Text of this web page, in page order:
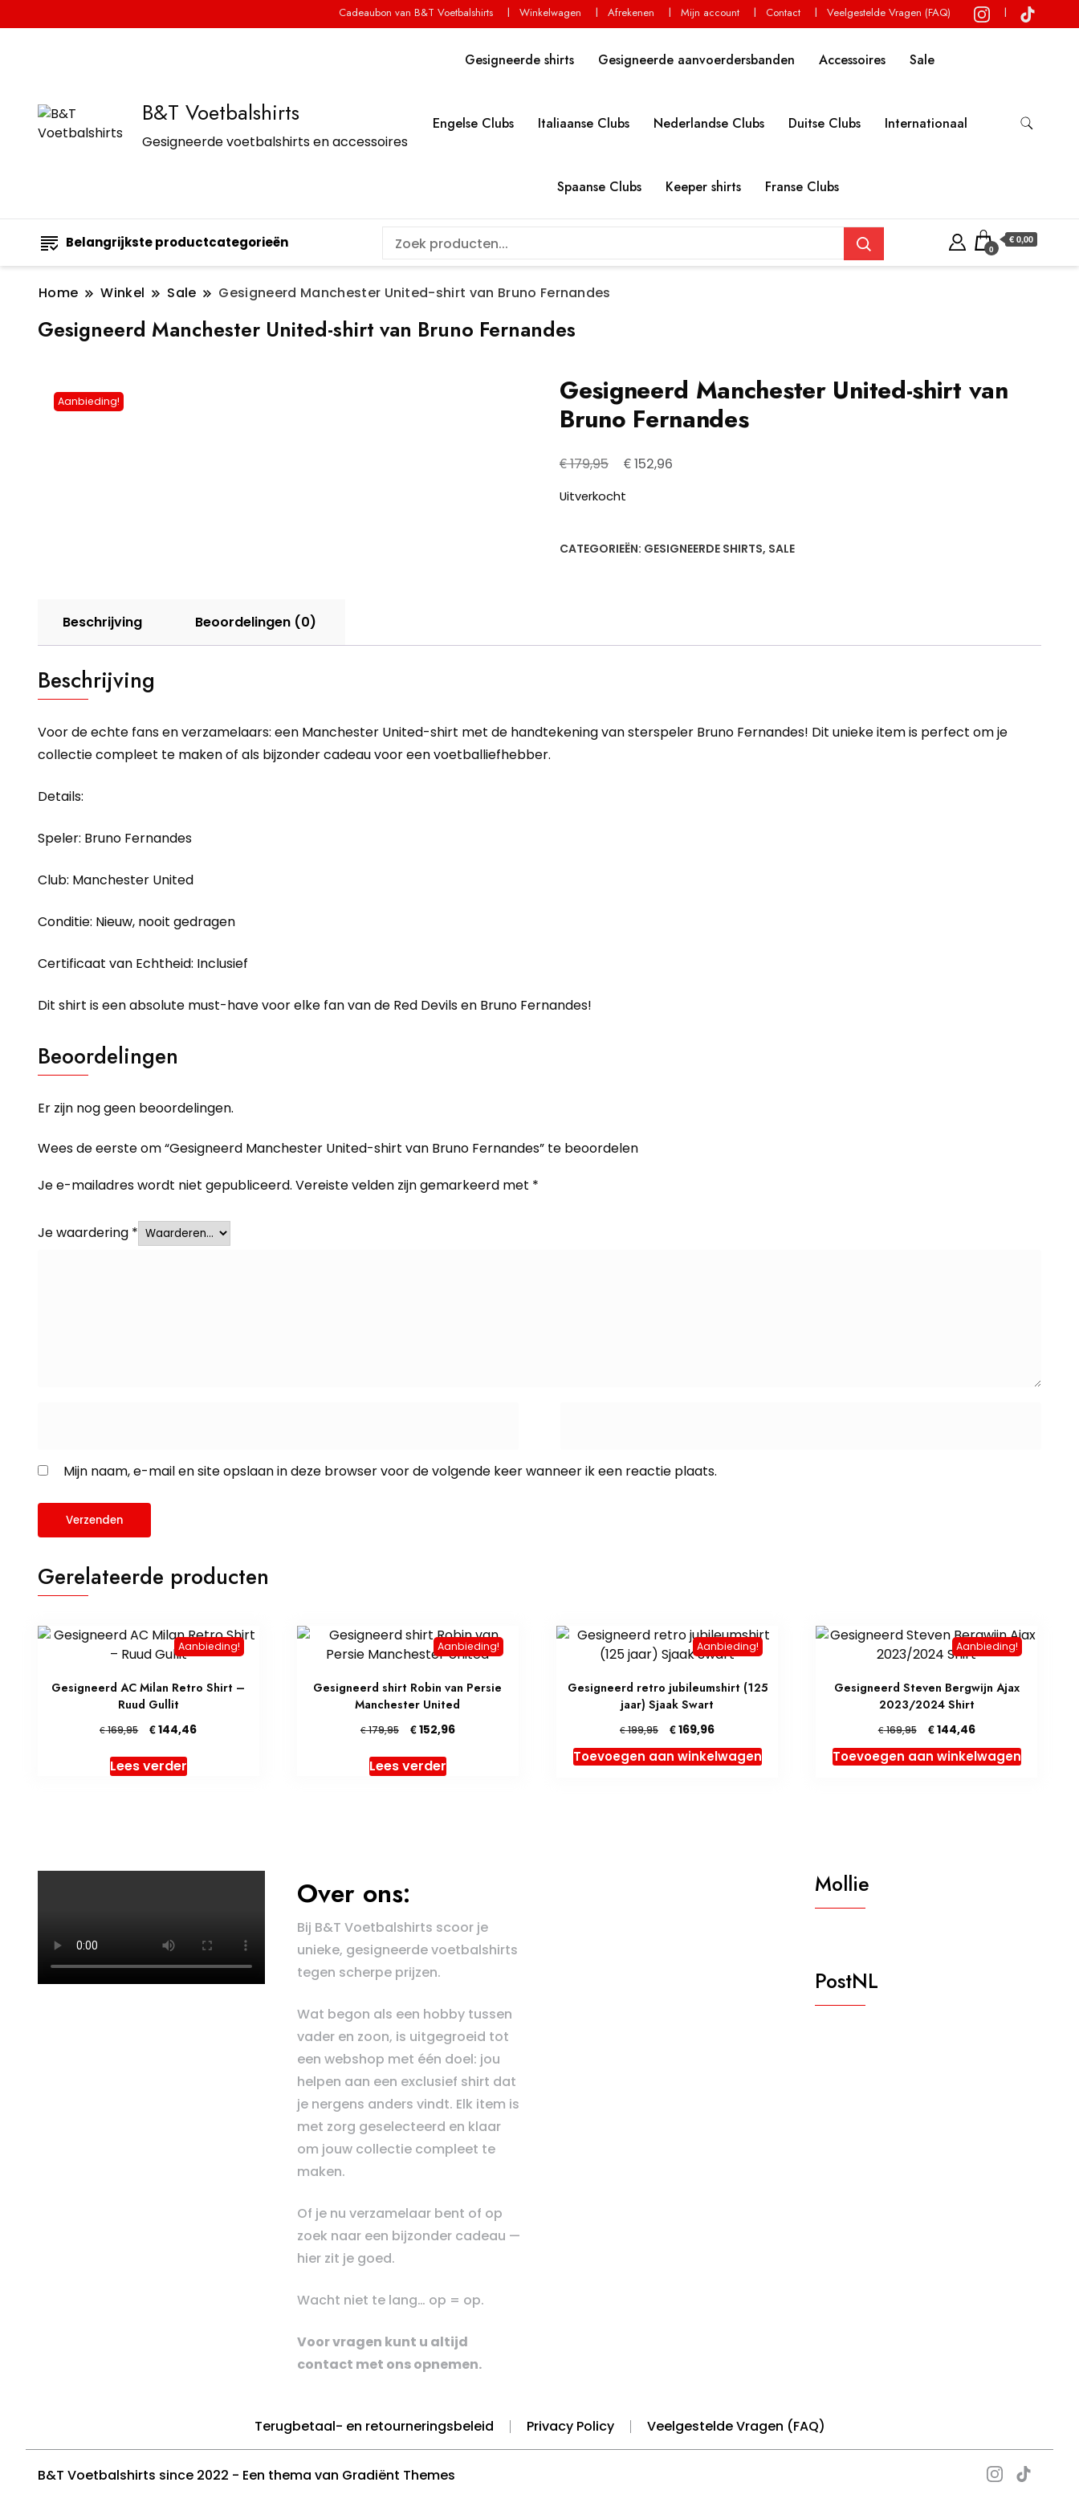
Cadeaubon van B&T Voetbalshirts Winkelwagen Afrekenen Mijn account Contact Veelgestelde Vragen (FAQ)
B&T Voetbalshirts
Gesigneerde voetbalshirts en accessoires
Gesigneerde shirts Gesigneerde aanvoerdersbanden Accessoires Sale
Engelse Clubs Italiaanse Clubs Nederlandse Clubs Duitse Clubs Internationaal
Spaanse Clubs Keeper shirts Franse Clubs
Belangrijkste productcategorieën 0
€ 0,00
Home Winkel Sale Gesigneerd Manchester United-shirt van Bruno Fernandes
Gesigneerd Manchester United-shirt van Bruno Fernandes
Aanbieding!
Gesigneerd Manchester United-shirt van
Bruno Fernandes
€179,95
Oorspronkelijke
was:
€152,96
Uitverkocht
CATEGORIEËN: GESIGNEERDE SHIRTS, SALE
Beschrijving Beoordelingen (0)
Beschrijving
Voor de echte fans en verzamelaars: een Manchester United-shirt met de handtekening van sterspeler Bruno Fernandes! Dit unieke item is perfect om je
collectie compleet te maken of als bijzonder cadeau voor een voetballiefhebber.
Details:
Speler: Bruno Fernandes
Club: Manchester United
Conditie: Nieuw, nooit gedragen
Certificaat van Echtheid: Inclusief
Dit shirt is een absolute must-have voor elke fan van de Red Devils en Bruno Fernandes!
Beoordelingen
Er zijn nog geen beoordelingen.
Wees de eerste om “Gesigneerd Manchester United-shirt van Bruno Fernandes” te beoordelen
Je e-mailadres wordt niet gepubliceerd. Vereiste velden zijn gemarkeerd met *
Je waardering *
Mijn naam, e-mail en site opslaan in deze browser voor de volgende keer wanneer ik een reactie plaats.
Gerelateerde producten
Aanbieding!
Gesigneerd AC Milan Retro Shirt –
Ruud Gullit
€169,95
Oorspronkelijke
was:
€ 169,95.
€144,46Huidige
Lees verder
Aanbieding!
Gesigneerd shirt Robin van Persie
Manchester United
€179,95
Oorspronkelijke
was:
€ 179,95.
€152,96Huidige
Lees verder
Aanbieding!
Gesigneerd retro jubileumshirt (125
jaar) Sjaak Swart
€199,95
Oorspronkelijke
prijs
was:
€169,96Huidige
prijs
is:
Toevoegen aan winkelwagen
Aanbieding!
Gesigneerd Steven Bergwijn Ajax
2023/2024 Shirt
€169,95
Oorspronkelijke
prijs
was:
€144,46Huidige
prijs
is:
Toevoegen aan winkelwagen
Over ons:
Bij B&T Voetbalshirts scoor je
unieke, gesigneerde voetbalshirts
tegen scherpe prijzen.
Wat begon als een hobby tussen
vader en zoon, is uitgegroeid tot
een webshop met één doel: jou
helpen aan een exclusief shirt dat
je nergens anders vindt. Elk item is
met zorg geselecteerd en klaar
om jouw collectie compleet te
maken.
Of je nu verzamelaar bent of op
zoek naar een bijzonder cadeau —
hier zit je goed.
Wacht niet te lang… op = op.
Voor vragen kunt u altijd
contact met ons opnemen.
Mollie
PostNL
Terugbetaal- en retourneringsbeleid Privacy Policy Veelgestelde Vragen (FAQ)
B&T Voetbalshirts since 2022 - Een thema van Gradiënt Themes